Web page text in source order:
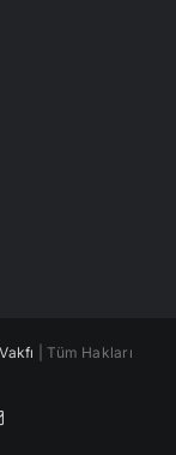
| Tüm Hakları
E-